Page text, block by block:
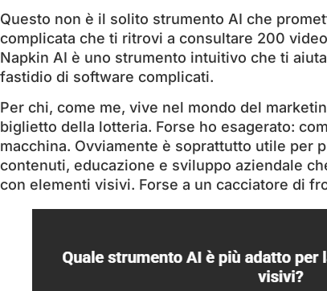
Questo non è il solito strumento AI che
complicata che ti ritrovi a consultare 200
Napkin AI è uno strumento intuitivo che ti
fastidio di software complicati.
Per chi, come me, vive nel mondo del
biglietto della lotteria. Forse ho esagerato:
macchina. Ovviamente è soprattutto utile per
contenuti, educazione e sviluppo aziendale
con elementi visivi. Forse a un cacciatore di